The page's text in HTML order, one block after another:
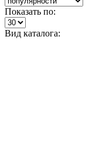
Показать по:
Вид каталога: